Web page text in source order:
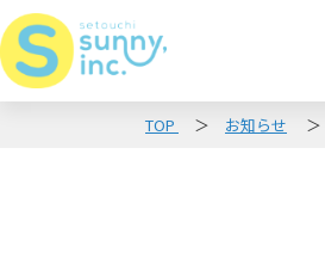
TOP お知らせ